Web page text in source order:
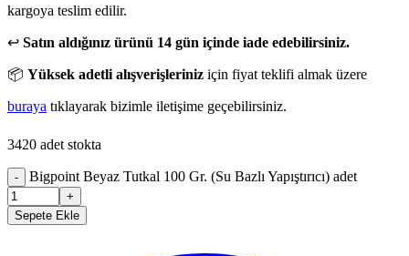
kargoya teslim edilir.
↩️ Satın aldığınız ürünü 14 gün içinde iade edebilirsiniz.
📦 Yüksek adetli alışverişleriniz için fiyat teklifi almak üzere
buraya tıklayarak bizimle iletişime geçebilirsiniz.
3420 adet stokta
- Bigpoint Beyaz Tutkal 100 Gr. (Su Bazlı Yapıştırıcı) adet
+
Sepete Ekle